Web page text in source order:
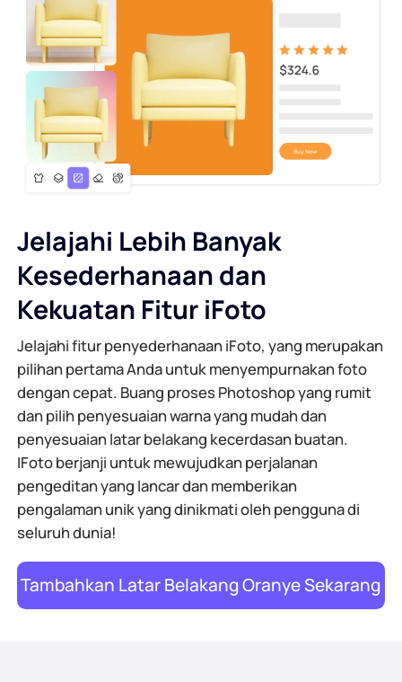
Jelajahi Lebih Banyak
Kesederhanaan dan
Kekuatan Fitur iFoto
Jelajahi fitur penyederhanaan iFoto, yang merupakan
pilihan pertama Anda untuk menyempurnakan foto
dengan cepat. Buang proses Photoshop yang rumit
dan pilih penyesuaian warna yang mudah dan
penyesuaian latar belakang kecerdasan buatan.
IFoto berjanji untuk mewujudkan perjalanan
pengeditan yang lancar dan memberikan
pengalaman unik yang dinikmati oleh pengguna di
seluruh dunia!
Tambahkan Latar Belakang Oranye Sekarang